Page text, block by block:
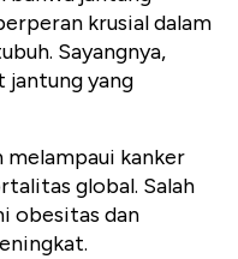
krusial dalam
Sayangnya,
yang
melampaui kanker
global. Salah
obesitas dan